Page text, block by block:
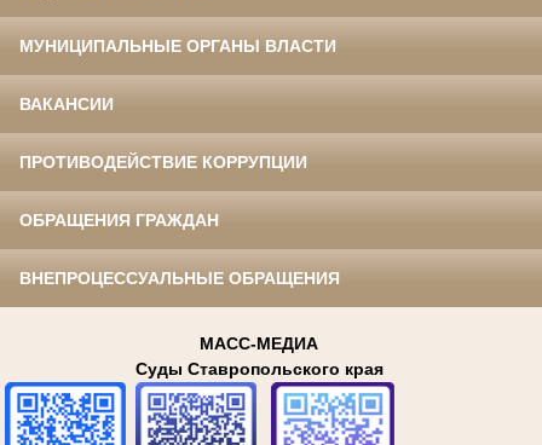
МУНИЦИПАЛЬНЫЕ ОРГАНЫ ВЛАСТИ
ВАКАНСИИ
ПРОТИВОДЕЙСТВИЕ КОРРУПЦИИ
ОБРАЩЕНИЯ ГРАЖДАН
ВНЕПРОЦЕССУАЛЬНЫЕ ОБРАЩЕНИЯ
МАСС-МЕДИА
Суды Ставропольского края